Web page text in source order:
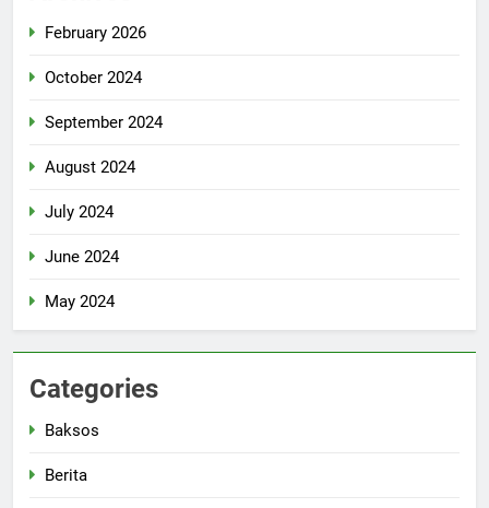
February 2026
October 2024
September 2024
August 2024
July 2024
June 2024
May 2024
Categories
Baksos
Berita